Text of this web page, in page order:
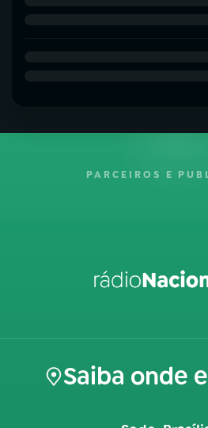
PARCEIROS E
Saiba onde